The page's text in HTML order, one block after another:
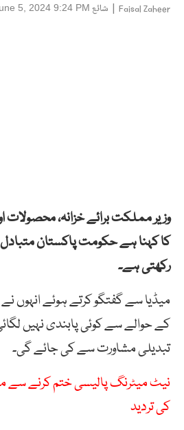
Faisal Zaheer
| شائع 5, 2024 9:24 PM
وزیر مملکت برائے خزانہ، محصولات
کا کہنا ہے حکومت پاکستان متبادل
رکھتی ہے۔
میڈیا سے گفتگو کرتے ہوئے انہوں
کے حوالے سے کوئی پابندی نہیں
تبدیلی مشاورت سے کی جائے گی۔
نیٹ میٹرنگ پالیسی ختم کرنے سے
کی تردید